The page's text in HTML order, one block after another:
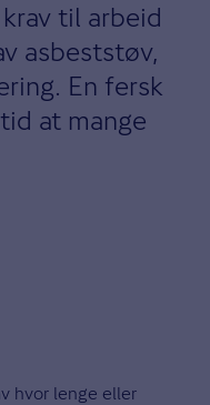
til arbeid
asbeststøv,
En fersk
at mange
hvor lenge eller